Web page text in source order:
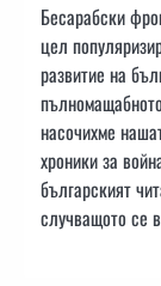
Бесарабски
цел
развитие на
насочихме
хроники за
българският
случващото се